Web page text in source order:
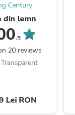
Century
din lemn
/5
20 reviews
Lei RON